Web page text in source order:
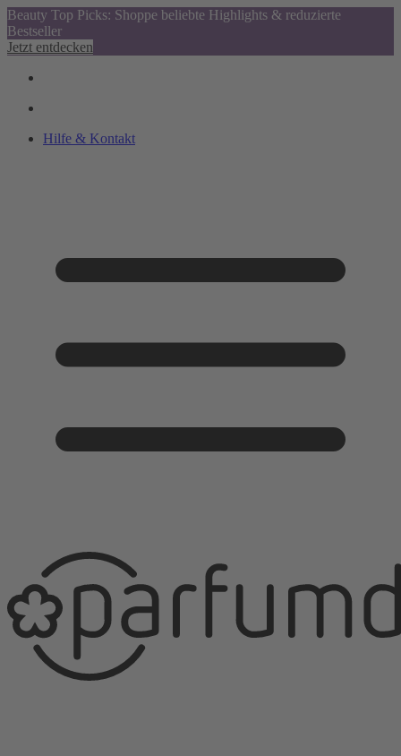
Beauty Top Picks: Shoppe beliebte Highlights & reduzierte
Bestseller
Jetzt entdecken
Hilfe & Kontakt